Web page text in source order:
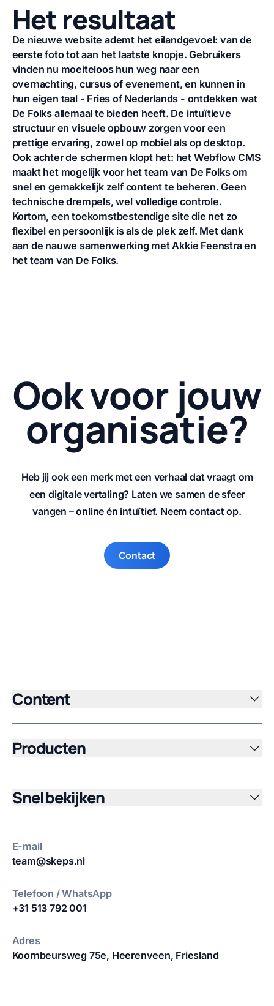
Het resultaat
De nieuwe website ademt het eilandgevoel: van de
eerste foto tot aan het laatste knopje. Gebruikers
vinden nu moeiteloos hun weg naar een
overnachting, cursus of evenement, en kunnen in
hun eigen taal - Fries of Nederlands - ontdekken wat
De Folks allemaal te bieden heeft. De intuïtieve
structuur en visuele opbouw zorgen voor een
prettige ervaring, zowel op mobiel als op desktop.
Ook achter de schermen klopt het: het Webflow CMS
maakt het mogelijk voor het team van De Folks om
snel en gemakkelijk zelf content te beheren. Geen
technische drempels, wel volledige controle.
Kortom, een toekomstbestendige site die net zo
flexibel en persoonlijk is als de plek zelf. Met dank
aan de nauwe samenwerking met Akkie Feenstra en
het team van De Folks.
Ook voor jouw
organisatie?
Heb jij ook een merk met een verhaal dat vraagt om
een digitale vertaling? Laten we samen de sfeer
vangen – online én intuïtief. Neem contact op.
Contact
Content
Producten
Snel bekijken
E-mail
team@skeps.nl
Telefoon / WhatsApp
+31 513 792 001
Adres
Koornbeursweg 75e, Heerenveen, Friesland